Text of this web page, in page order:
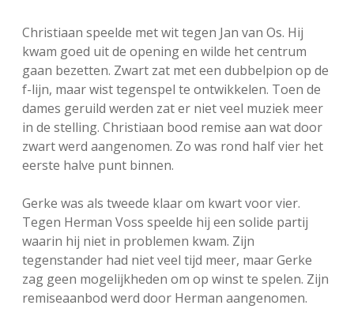
Christiaan speelde met wit tegen Jan van Os. Hij
kwam goed uit de opening en wilde het centrum
gaan bezetten. Zwart zat met een dubbelpion op de
f-lijn, maar wist tegenspel te ontwikkelen. Toen de
dames geruild werden zat er niet veel muziek meer
in de stelling. Christiaan bood remise aan wat door
zwart werd aangenomen. Zo was rond half vier het
eerste halve punt binnen.
Gerke was als tweede klaar om kwart voor vier.
Tegen Herman Voss speelde hij een solide partij
waarin hij niet in problemen kwam. Zijn
tegenstander had niet veel tijd meer, maar Gerke
zag geen mogelijkheden om op winst te spelen. Zijn
remiseaanbod werd door Herman aangenomen.